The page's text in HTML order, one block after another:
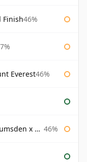
Finish46%
Everest46%
Makoto 46%